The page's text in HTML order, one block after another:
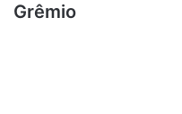
Grêmio